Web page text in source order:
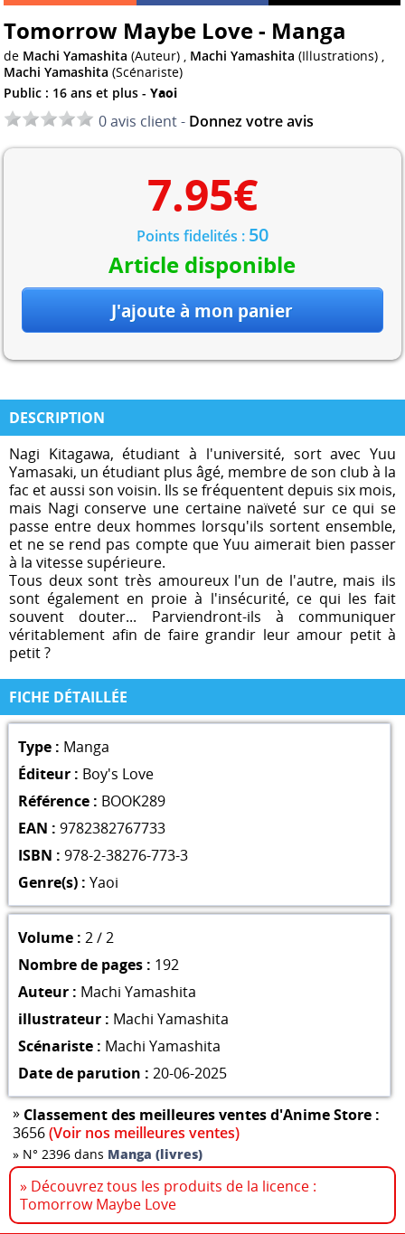
Tomorrow Maybe Love - Manga
de Machi Yamashita (Auteur) , Machi Yamashita (Illustrations) ,
Machi Yamashita (Scénariste)
Public : 16 ans et plus -Yaoi
0 avis client - Donnez votre avis
7.95€
Points fidelités : 50
Article disponible
DESCRIPTION
Nagi Kitagawa, étudiant à l'université, sort avec Yuu
Yamasaki, un étudiant plus âgé, membre de son club à la
fac et aussi son voisin. Ils se fréquentent depuis six mois,
mais Nagi conserve une certaine naïveté sur ce qui se
passe entre deux hommes lorsqu'ils sortent ensemble,
et ne se rend pas compte que Yuu aimerait bien passer
à la vitesse supérieure.
Tous deux sont très amoureux l'un de l'autre, mais ils
sont également en proie à l'insécurité, ce qui les fait
souvent douter... Parviendront-ils à communiquer
véritablement afin de faire grandir leur amour petit à
petit ?
FICHE DÉTAILLÉE
Type : Manga
Éditeur : Boy's Love
Référence : BOOK289
EAN : 9782382767733
ISBN : 978-2-38276-773-3
Genre(s) : Yaoi
Volume : 2 / 2
Nombre de pages : 192
Auteur : Machi Yamashita
illustrateur : Machi Yamashita
Scénariste : Machi Yamashita
Date de parution : 20-06-2025
» Classement des meilleures ventes d'Anime Store :
3656(Voir nos meilleures ventes)
» N° 2396 dans Manga (livres)
» Découvrez tous les produits de la licence :
Tomorrow Maybe Love